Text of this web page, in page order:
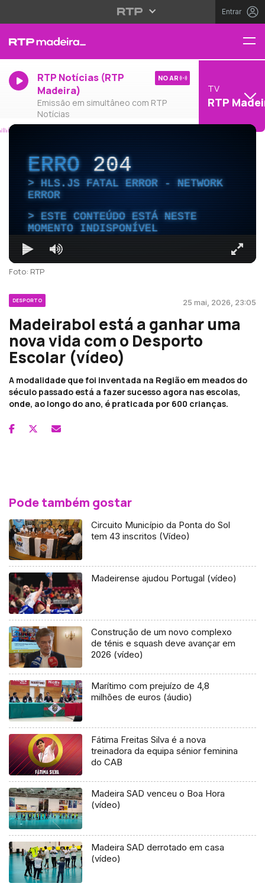
Entrar
RTP Notícias (RTP
Madeira)
Emissão em simultâneo com RTP
Notícias
NO AR
TV
RTP
ERRO204
HLS.JS FATAL ERROR - NETWORK
ERROR
ESTE CONTEÚDO ESTÁ NESTE
MOMENTO INDISPONÍVEL
Foto: RTP
DESPORTO 25 mai, 2026, 23:05
Madeirabol está a ganhar uma
nova vida com o Desporto
Escolar (vídeo)
A modalidade que foi inventada na Região em meados do
século passado está a fazer sucesso agora nas escolas,
onde, ao longo do ano, é praticada por 600 crianças.
Pode também gostar
Circuito Município da Ponta do Sol
tem 43 inscritos (Vídeo)
Madeirense ajudou Portugal (vídeo)
Construção de um novo complexo
de ténis e squash deve avançar em
2026 (vídeo)
Marítimo com prejuízo de 4,8
milhões de euros (áudio)
Fátima Freitas Silva é a nova
treinadora da equipa sénior feminina
do CAB
Madeira SAD venceu o Boa Hora
(vídeo)
Madeira SAD derrotado em casa
(vídeo)